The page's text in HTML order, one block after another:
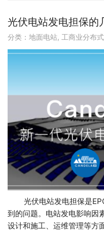
光伏电站发电担保的
分类： 地面电站, 工商业分布式
光伏电站发电担保是
到的问题。电站发电影响因
设计和施工、运维管理等方